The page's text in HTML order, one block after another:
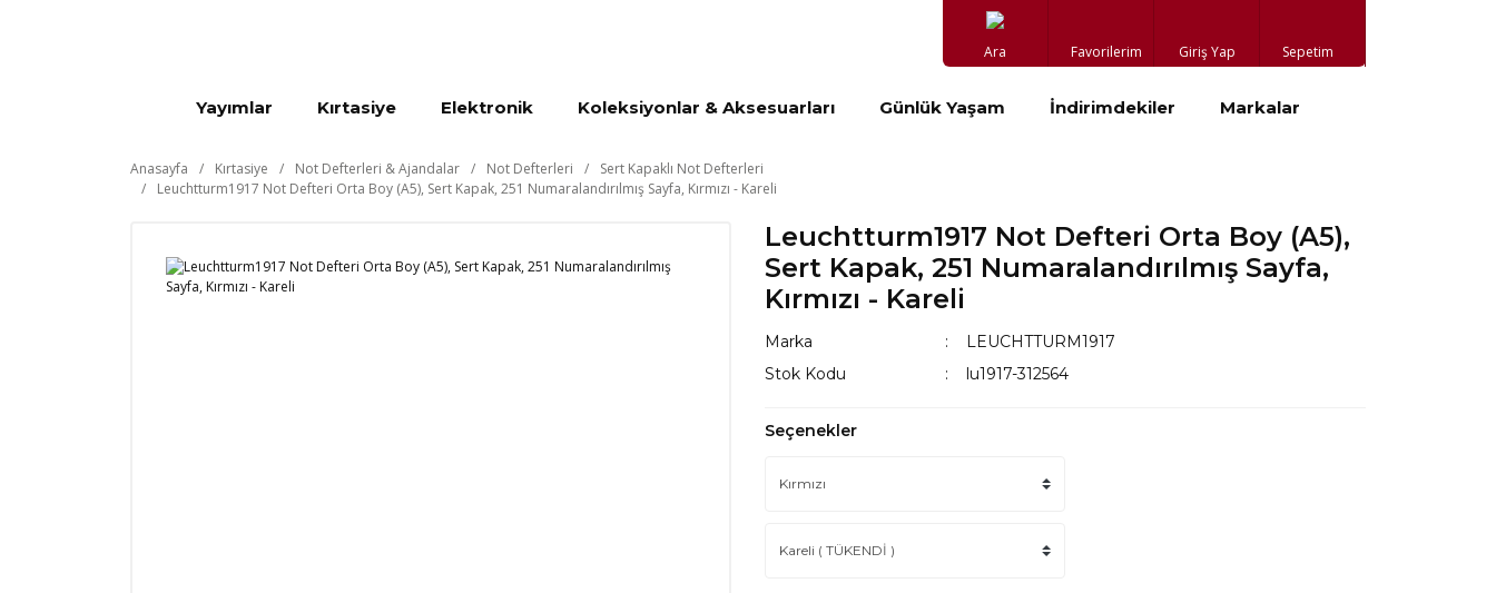
Ara Favorilerim Giriş Yap Sepetim
Yayımlar Kırtasiye Elektronik Koleksiyonlar & Aksesuarları Günlük Yaşam İndirimdekiler Markalar
Anasayfa Kırtasiye Not Defterleri & Ajandalar Not Defterleri
Sert Kapaklı Not Defterleri
Leuchtturm1917 Not Defteri Orta Boy (A5), Sert Kapak, 251 Numaralandırılmış Sayfa, Kırmızı - Kareli
Leuchtturm1917 Not Defteri Orta Boy (A5),
Sert Kapak, 251 Numaralandırılmış Sayfa,
Kırmızı - Kareli
Marka
LEUCHTTURM1917
Stok Kodu
lu1917-312564
Seçenekler